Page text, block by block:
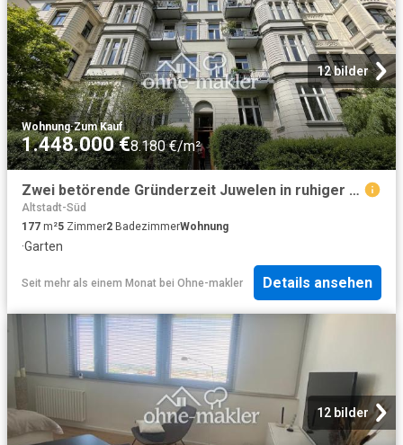
12 bilder
Wohnung·Zum Kauf
1.448.000 €8.180 €/m²
Zwei betörende Gründerzeit Juwelen in ruhiger City Bestlage
Altstadt-Süd
177 m²5 Zimmer2 BadezimmerWohnung
·Garten
Seit mehr als einem Monat bei Ohne-makler Details ansehen
12 bilder